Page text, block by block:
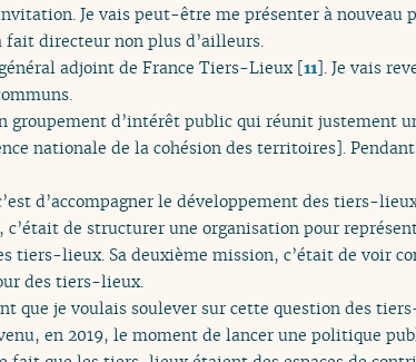
Je vais peut-être me présenter à nouveau
directeur non plus d’ailleurs.
adjoint de France Tiers-Lieux [11] . Je vais
groupement d’intérêt public qui réunit justement
nationale de la cohésion des territoires].
d’accompagner le développement des tiers-
de structurer une organisation pour
tiers-lieux. Sa deuxième mission, c’était de voir
des tiers-lieux.
que je voulais soulever sur cette question des
en 2019, le moment de lancer une politique